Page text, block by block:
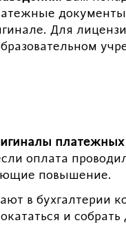
Для
платежных
оплата
повышение.
в бухгалтерии
и